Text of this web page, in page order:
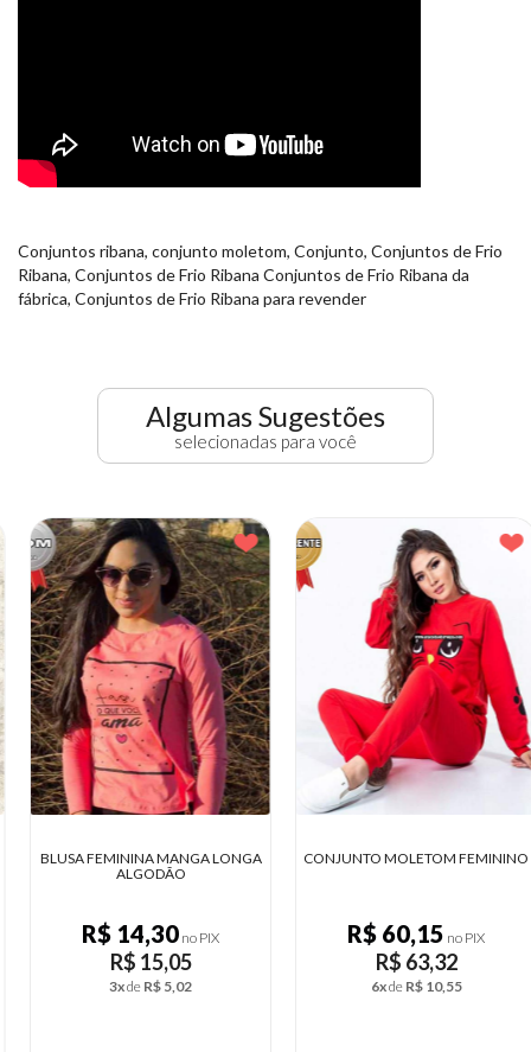
Conjuntos ribana, conjunto moletom, Conjunto, Conjuntos de Frio
Ribana, Conjuntos de Frio Ribana Conjuntos de Frio Ribana da
fábrica, Conjuntos de Frio Ribana para revender
Algumas Sugestões
selecionadas para você
BLUSA FEMININA MANGA LONGA
ALGODÃO
R$ 14,30no PIX
R$ 15,05
deR$ 5,02
CONJUNTO MOLETOM FEMININO
R$ 60,15no PIX
R$ 63,32
deR$ 10,55